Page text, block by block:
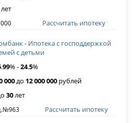
лет
Рассчитать ипотеку
- Ипотека с господдержкой
с детьми
.99% -24.5%
000до 12 000 000 рублей
30лет
Рассчитать ипотеку